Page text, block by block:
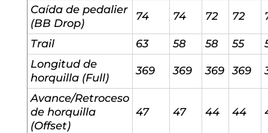
Caída de pedalier
(BB Drop)
74 74 72 72
Trail 63 58 58 55
Longitud de
horquilla (Full)
369 369 369 369
Avance/Retroceso
de horquilla
(Offset)
47 47 44 44